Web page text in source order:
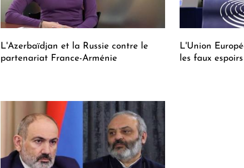
L'Azerbaïdjan et la Russie contre le
partenariat France-Arménie
L'Union
les faux